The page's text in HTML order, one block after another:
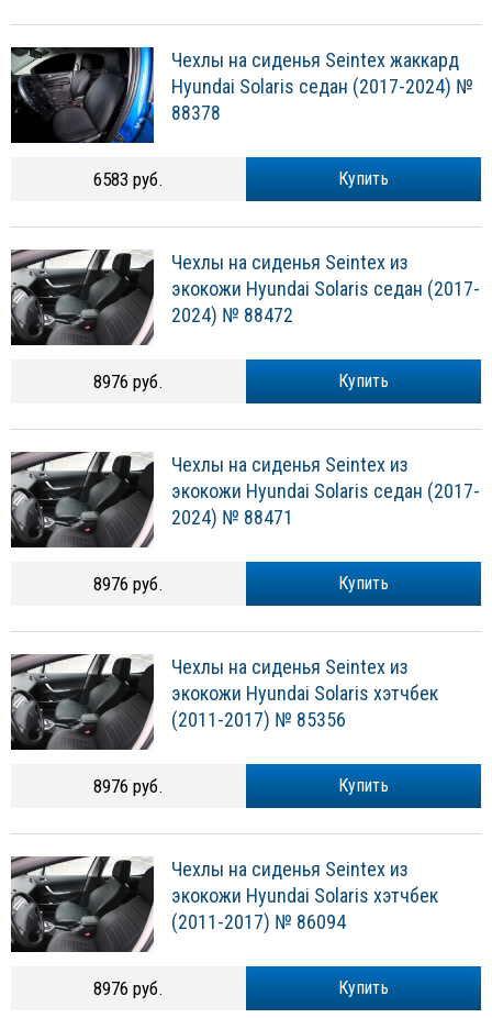
Чехлы на сиденья Seintex жаккард
Hyundai Solaris седан (2017-2024) №
88378
Купить
6583 руб.
Чехлы на сиденья Seintex из
экокожи Hyundai Solaris седан (2017-
2024) № 88472
Купить
8976 руб.
Чехлы на сиденья Seintex из
экокожи Hyundai Solaris седан (2017-
2024) № 88471
Купить
8976 руб.
Чехлы на сиденья Seintex из
экокожи Hyundai Solaris хэтчбек
(2011-2017) № 85356
Купить
8976 руб.
Чехлы на сиденья Seintex из
экокожи Hyundai Solaris хэтчбек
(2011-2017) № 86094
Купить
8976 руб.